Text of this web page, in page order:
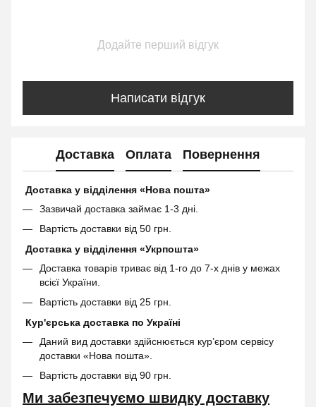
Додайте перший відгук
Написати відгук
Доставка Оплата Повернення
Доставка у відділення «Нова пошта»
Зазвичай доставка займає 1-3 дні.
Вартість доставки від 50 грн.
Доставка у відділення «Укрпошта»
Доставка товарів триває від 1-го до 7-х днів у межах
всієї України.
Вартість доставки від 25 грн.
Кур'єрська доставка по Україні
Даний вид доставки здійснюється кур’єром сервісу
доставки «Нова пошта».
Вартість доставки від 90 грн.
Ми забезпечуємо швидку доставку